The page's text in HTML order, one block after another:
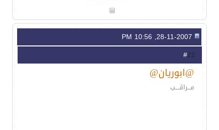
22
@ابوريان@
مـــراقــــب